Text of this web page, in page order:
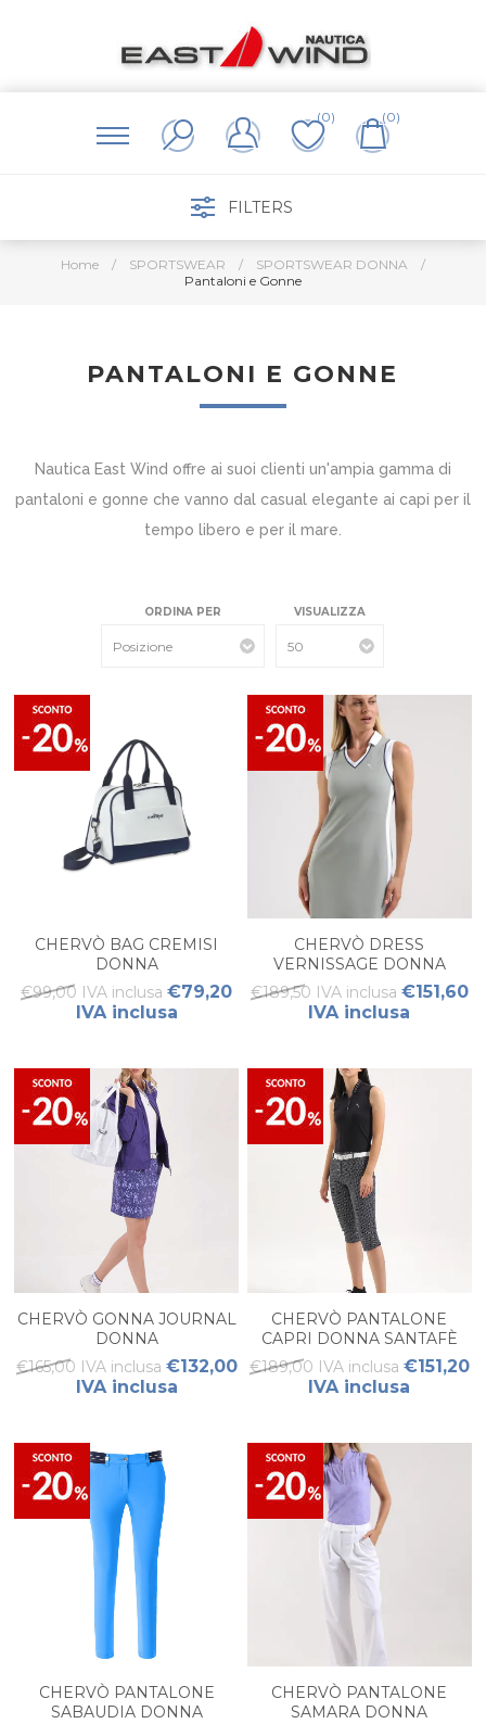
(0) (0)
FILTERS
Home / SPORTSWEAR / SPORTSWEAR DONNA
/
Pantaloni e Gonne
PANTALONI E GONNE
Nautica East Wind offre ai suoi clienti un'ampia gamma di
pantaloni e gonne che vanno dal casual elegante ai capi per il
tempo libero e per il mare.
ORDINA PER VISUALIZZA
CHERVÒ BAG CREMISI
DONNA
€99,00 IVA inclusa €79,20
IVA inclusa
CHERVÒ DRESS
VERNISSAGE DONNA
€189,50 IVA inclusa €151,60
IVA inclusa
CHERVÒ GONNA JOURNAL
DONNA
€165,00 IVA inclusa €132,00
IVA inclusa
CHERVÒ PANTALONE
CAPRI DONNA SANTAFÈ
€189,00 IVA inclusa €151,20
IVA inclusa
CHERVÒ PANTALONE
SABAUDIA DONNA
CHERVÒ PANTALONE
SAMARA DONNA